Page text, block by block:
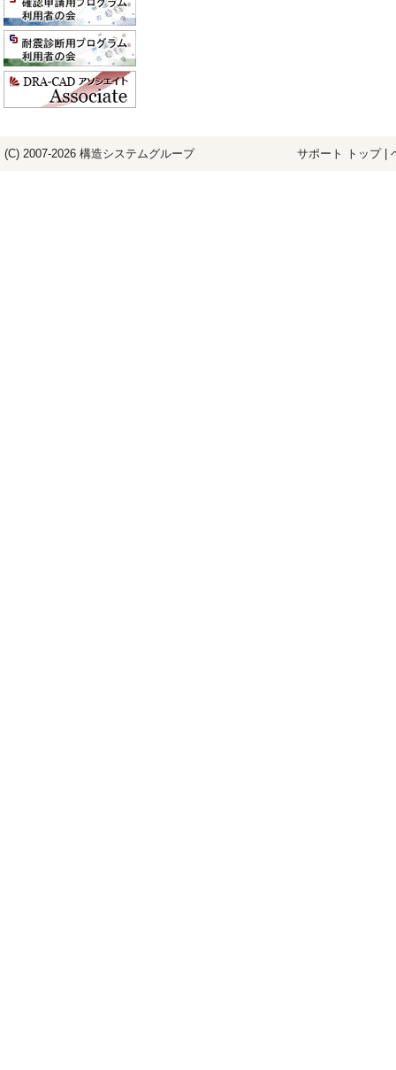
(C) 2007-2026 構造システムグループ サポート トップ|